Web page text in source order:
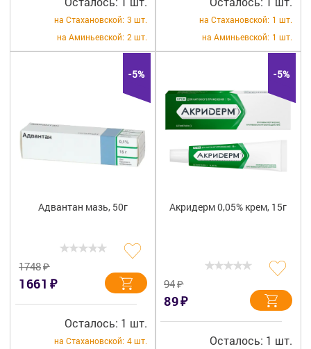
на Стахановской: 3 шт.
на Аминьевской: 2 шт.
на Стахановской: 1 шт.
на Аминьевской: 1 шт.
-5%
Адвантан мазь, 50г
1748₽
1661 ₽
Осталось: 1 шт.
на Стахановской: 4 шт.
-5%
Акридерм 0,05% крем, 15г
94₽
89₽
Осталось: 1 шт.